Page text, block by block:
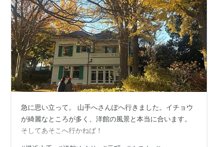
急に思い立って。 山手へさんぽへ行きました。イチョウ
が綺麗なところが多く、洋館の風景と本当に合います。
そしてあそこへ行かねば！